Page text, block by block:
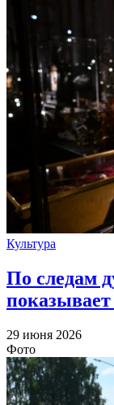
Культура
По следам
29 июня 2026
Фото